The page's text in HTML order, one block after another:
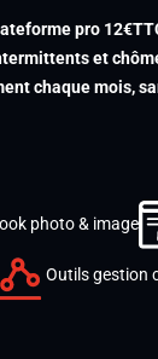
pro
et
chaque mois,
photo & image
Outils gestion